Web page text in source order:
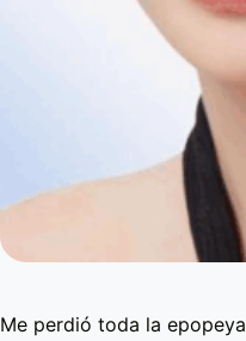
Me perdió toda la epopeya